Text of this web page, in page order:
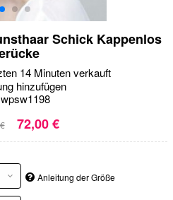
Schick Kappenlos
14 Minuten verkauft
hinzufügen
wpsw1198
72,00 €
Anleitung der Größe